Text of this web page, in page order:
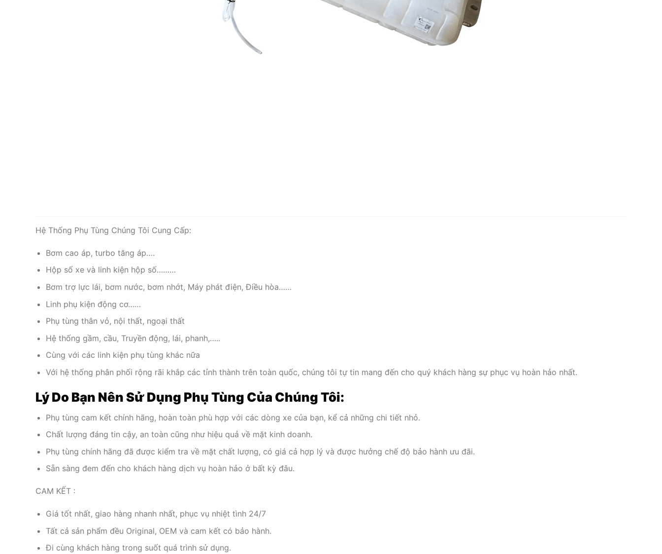
Hệ Thống Phụ Tùng Chúng Tôi Cung Cấp:
Bơm cao áp, turbo tăng áp….
Hộp số xe và linh kiện hộp số………
Bơm trợ lực lái, bơm nước, bơm nhớt, Máy phát điện, Điều hòa……
Linh phụ kiện động cơ……
Phụ tùng thân vỏ, nội thất, ngoại thất
Hệ thống gầm, cầu, Truyền động, lái, phanh,…..
Cùng với các linh kiện phụ tùng khác nữa
Với hệ thống phân phối rộng rãi khắp các tỉnh thành trên toàn quốc, chúng tôi tự tin mang đến cho quý khách hàng sự phục vụ hoàn hảo nhất.
Lý Do Bạn Nên Sử Dụng Phụ Tùng Của Chúng Tôi:
Phụ tùng cam kết chính hãng, hoàn toàn phù hợp với các dòng xe của bạn, kể cả những chi tiết nhỏ.
Chất lượng đáng tin cậy, an toàn cũng như hiệu quả về mặt kinh doanh.
Phụ tùng chính hãng đã được kiểm tra về mặt chất lượng, có giá cả hợp lý và được hưởng chế độ bảo hành ưu đãi.
Sẵn sàng đem đến cho khách hàng dịch vụ hoàn hảo ở bất kỳ đâu.
CAM KẾT :
Giá tốt nhất, giao hàng nhanh nhất, phục vụ nhiệt tình 24/7
Tất cả sản phẩm đều Original, OEM và cam kết có bảo hành.
Đi cùng khách hàng trong suốt quá trình sử dụng.